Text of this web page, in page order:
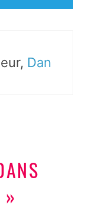
Dan
»